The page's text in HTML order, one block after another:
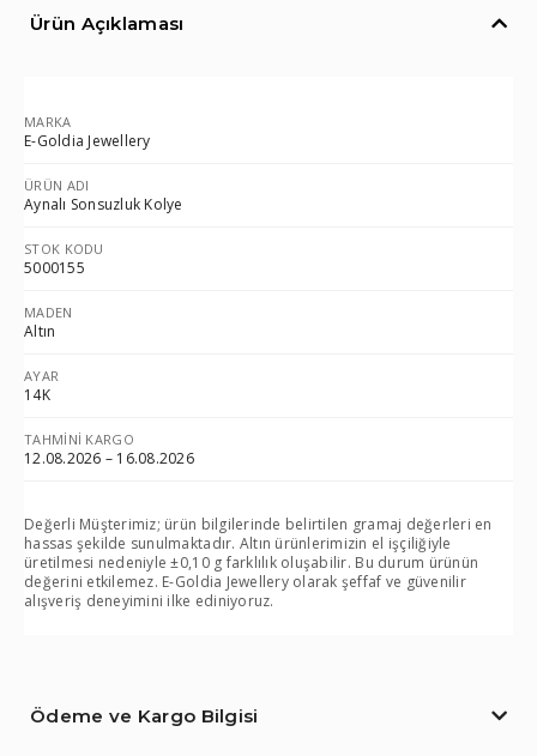
Ürün Açıklaması
MARKA
E-Goldia Jewellery
ÜRÜN ADI
Aynalı Sonsuzluk Kolye
STOK KODU
5000155
MADEN
Altın
AYAR
14K
TAHMINI KARGO
12.08.2026 – 16.08.2026
Değerli Müşterimiz; ürün bilgilerinde belirtilen gramaj değerleri en
hassas şekilde sunulmaktadır. Altın ürünlerimizin el işçiliğiyle
üretilmesi nedeniyle ±0,10 g farklılık oluşabilir. Bu durum ürünün
değerini etkilemez. E-Goldia Jewellery olarak şeffaf ve güvenilir
alışveriş deneyimini ilke ediniyoruz.
Ödeme ve Kargo Bilgisi